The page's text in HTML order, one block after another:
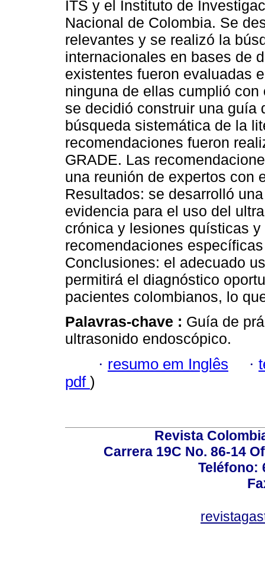
ITS y el Instituto de
Nacional de Colombia. Se
relevantes y se realizó la
internacionales en bases de
existentes fueron evaluadas
ninguna de ellas cumplió
se decidió construir una guía
búsqueda sistemática de la
recomendaciones fueron
GRADE. Las
una reunión de expertos con
Resultados: se desarrolló
evidencia para el uso del
crónica y lesiones quísticas
recomendaciones
Conclusiones: el adecuado
permitirá el diagnóstico
pacientes colombianos, lo
Palavras-chave : Guía de
ultrasonido endoscópico.
· resumo em Inglês ·
pdf )
Revista
Carrera 19C No. 86-14
Teléfono: